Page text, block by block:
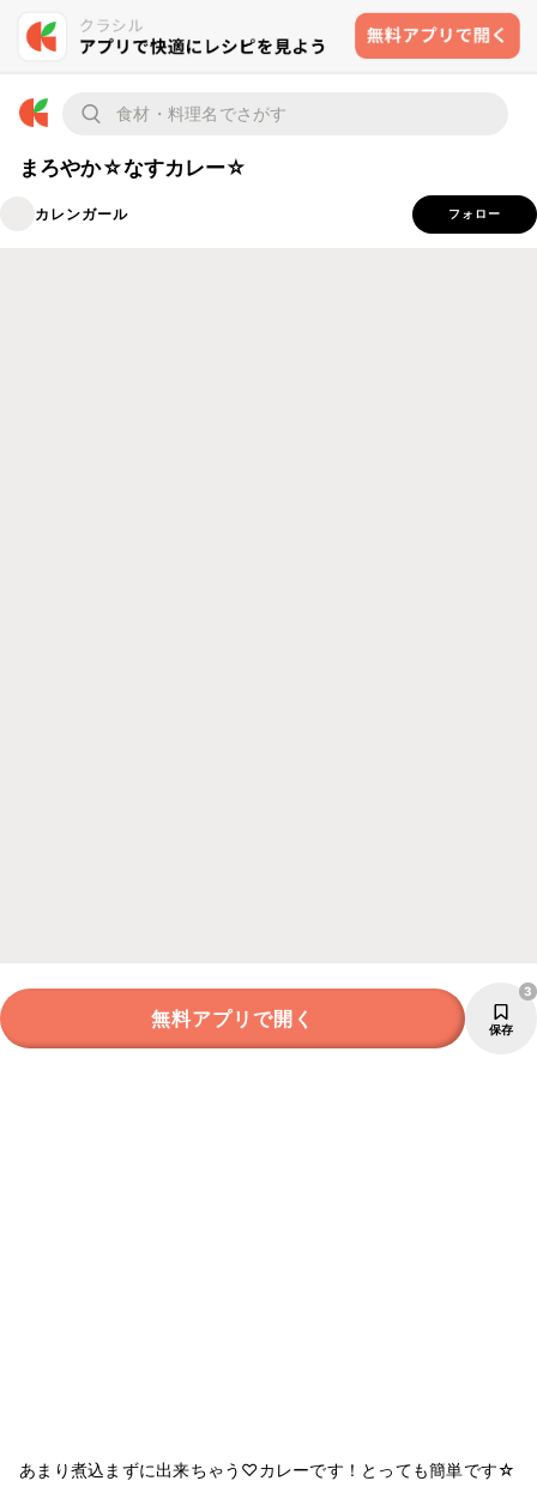
まろやか☆なすカレー☆
カレンガール フォロー
無料アプリで開く 保存
3
あまり煮込まずに出来ちゃう♡カレーです！とっても簡単です☆